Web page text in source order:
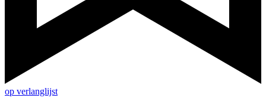
op verlanglijst